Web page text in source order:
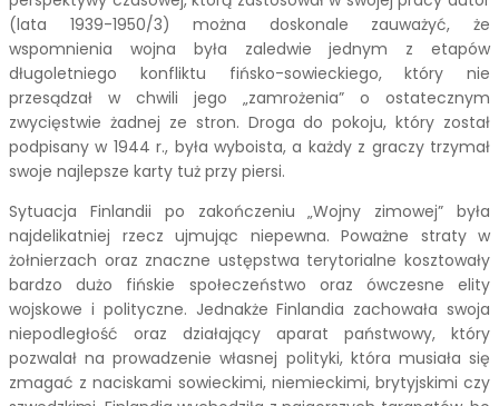
(lata 1939-1950/3) można doskonale zauważyć, że
wspomnienia wojna była zaledwie jednym z etapów
długoletniego konfliktu fińsko-sowieckiego, który nie
przesądzał w chwili jego „zamrożenia” o ostatecznym
zwycięstwie żadnej ze stron. Droga do pokoju, który został
podpisany w 1944 r., była wyboista, a każdy z graczy trzymał
swoje najlepsze karty tuż przy piersi.
Sytuacja Finlandii po zakończeniu „Wojny zimowej” była
najdelikatniej rzecz ujmując niepewna. Poważne straty w
żołnierzach oraz znaczne ustępstwa terytorialne kosztowały
bardzo dużo fińskie społeczeństwo oraz ówczesne elity
wojskowe i polityczne. Jednakże Finlandia zachowała swoja
niepodległość oraz działający aparat państwowy, który
pozwalał na prowadzenie własnej polityki, która musiała się
zmagać z naciskami sowieckimi, niemieckimi, brytyjskimi czy